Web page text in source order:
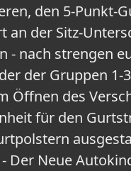
den 5-Punkt-
an der Sitz-
- nach strengen
der Gruppen 1-
Öffnen des
für den
Der Neue